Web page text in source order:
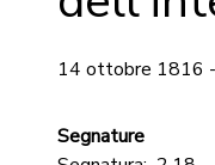
14 ottobre 1816
Segnature